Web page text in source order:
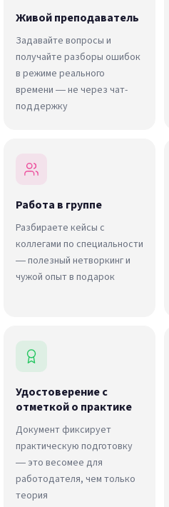
Живой преподаватель
Задавайте вопросы и
получайте разборы ошибок
в режиме реального
времени — не через чат-
поддержку
Работа в группе
Разбираете кейсы с
коллегами по специальности
— полезный нетворкинг и
чужой опыт в подарок
Удостоверение с
отметкой о практике
Документ фиксирует
практическую подготовку
— это весомее для
работодателя, чем только
теория